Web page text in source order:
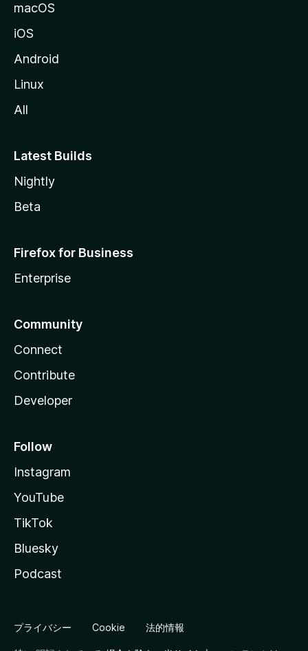
macOS
iOS
Android
Linux
All
Latest Builds
Nightly
Beta
Firefox for Business
Enterprise
Community
Connect
Contribute
Developer
Follow
Instagram
YouTube
TikTok
Bluesky
Podcast
プライバシー Cookie 法的情報